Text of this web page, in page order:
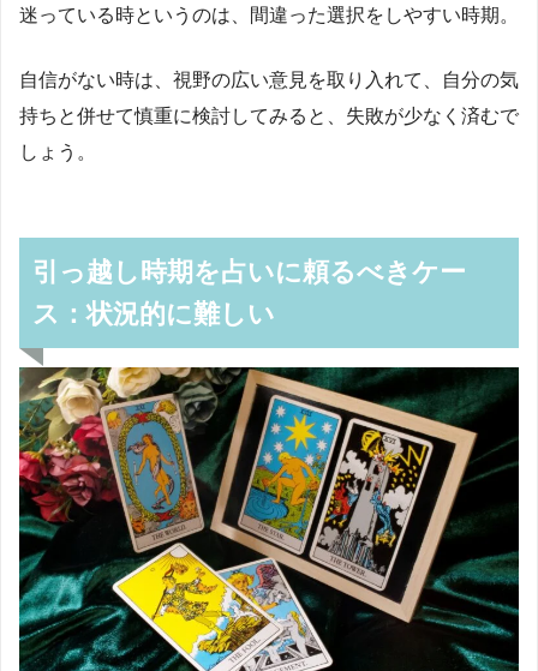
迷っている時というのは、間違った選択をしやすい時期。
自信がない時は、視野の広い意見を取り入れて、自分の気
持ちと併せて慎重に検討してみると、失敗が少なく済むで
しょう。
引っ越し時期を占いに頼るべきケー
ス：状況的に難しい